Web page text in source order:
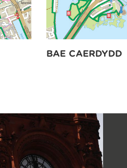
BAE CAERDYDD